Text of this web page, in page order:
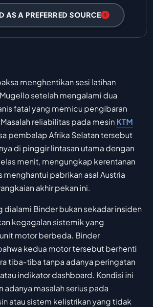
AS A PREFERRED SOURCE
menghentikan sesi latihan
setelah mengalami dua
fatal yang memicu pengibaran
reliabilitas pada mesinKTM
pembalap Afrika Selatan tersebut
di pinggir lintasan utama dengan
menit, mengungkap kerentanan
menghantui pabrikan asal Austria
akhir pekan ini.
dialami Binder bukan sekadar insiden
kegagalan sistemik yang
motor berbeda. Binder
kedua motor tersebut berhenti
tiba-tiba tanpa adanya peringatan
indikator dashboard. Kondisi ini
adanya masalah serius pada
atau sistem kelistrikan yang tidak